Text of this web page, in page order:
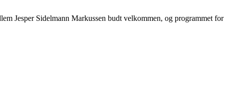
Jesper Sidelmann Markussen budt velkommen, og programmet for